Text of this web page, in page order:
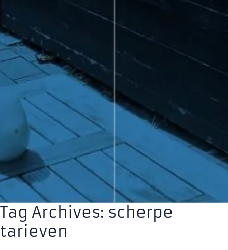
Tag Archives: scherpe
tarieven